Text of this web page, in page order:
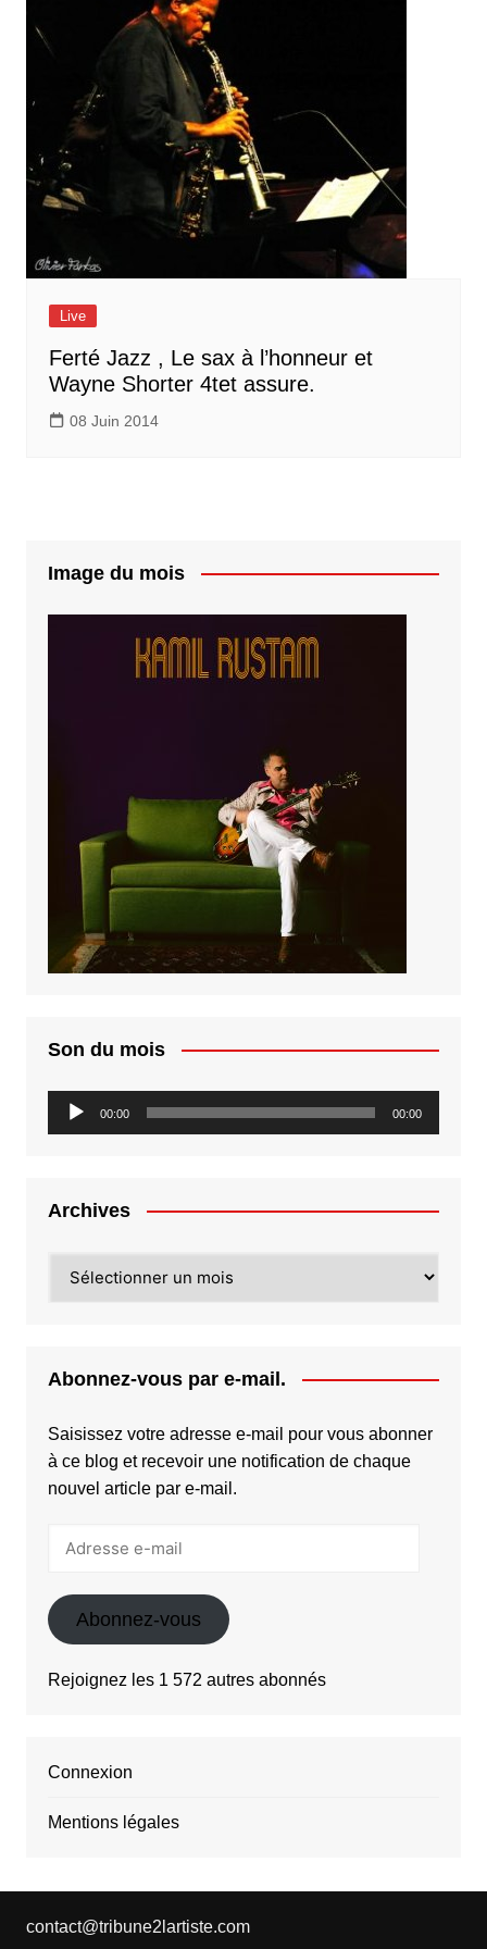
Live
Ferté Jazz , Le sax à l’honneur et
Wayne Shorter 4tet assure.
08 Juin 2014
Image du mois
Son du mois
Lecteur
audio
00:00 00:00
Archives
Abonnez-vous par e-mail.
Saisissez votre adresse e-mail pour vous abonner
à ce blog et recevoir une notification de chaque
nouvel article par e-mail.
Abonnez-vous
Rejoignez les 1 572 autres abonnés
Connexion
Mentions légales
contact@tribune2lartiste.com